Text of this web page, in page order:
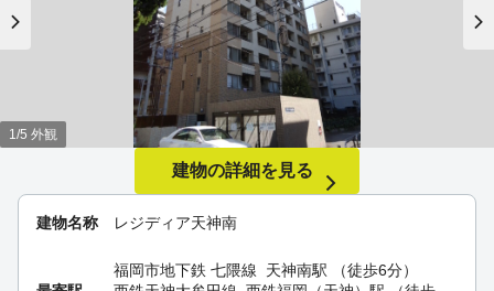
建物名称 レジディア天神南
福岡市地下鉄 七隈線 天神南駅 （徒歩6分）
1/5 外観
建物の詳細を見る